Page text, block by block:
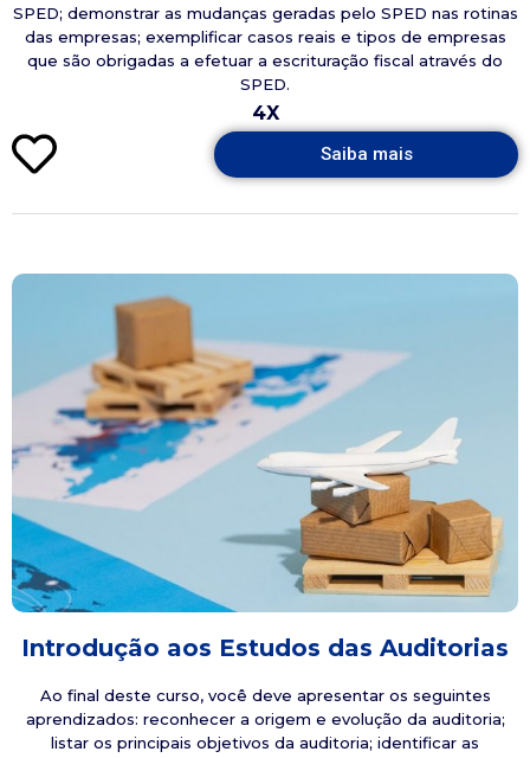
SPED; demonstrar as mudanças geradas pelo SPED nas rotinas
das empresas; exemplificar casos reais e tipos de empresas
que são obrigadas a efetuar a escrituração fiscal através do
SPED.
4X
Saiba mais
Introdução aos Estudos das Auditorias
Ao final deste curso, você deve apresentar os seguintes
aprendizados: reconhecer a origem e evolução da auditoria;
listar os principais objetivos da auditoria; identificar as